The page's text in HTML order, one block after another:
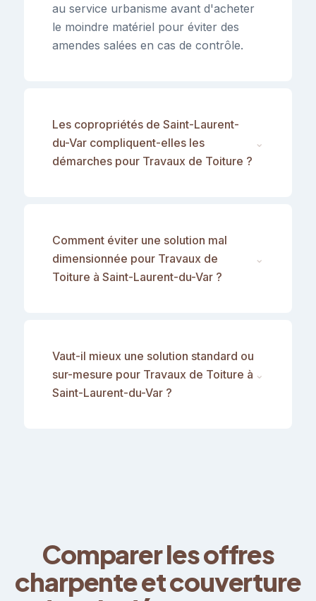
au service urbanisme avant d'acheter
le moindre matériel pour éviter des
amendes salées en cas de contrôle.
Les copropriétés de Saint-Laurent-
du-Var compliquent-elles les
démarches pour Travaux de Toiture ?
⌄
Comment éviter une solution mal
dimensionnée pour Travaux de
Toiture à Saint-Laurent-du-Var ?
⌄
Vaut-il mieux une solution standard ou
sur-mesure pour Travaux de Toiture à
Saint-Laurent-du-Var ?
⌄
Comparer les offres
charpente et couverture